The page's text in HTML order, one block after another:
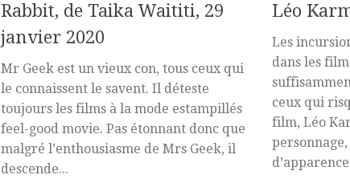
Rabbit, de Taika Waititi, 29
janvier 2020
Mr Geek est un vieux con, tous ceux qui
le connaissent le savent. Il déteste
toujours les films à la mode estampillés
feel-good movie. Pas étonnant donc que
malgré l’enthousiasme de Mrs Geek, il
descende...
Léo
Les
dans les
ceux qui
film, Léo